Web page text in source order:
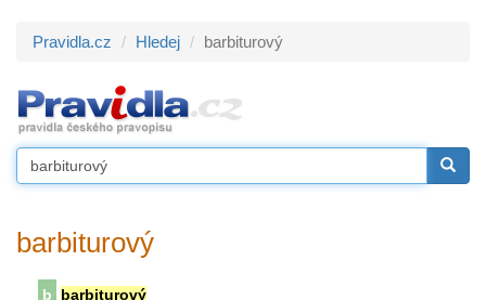
Pravidla.cz Hledej barbiturový
barbiturový
b barbiturový